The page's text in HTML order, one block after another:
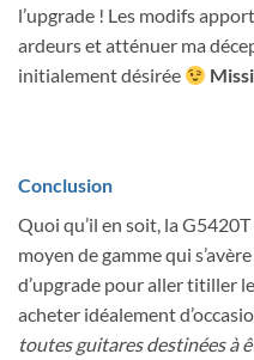
l’upgrade ! Les modifs
ardeurs et atténuer ma
initialement désirée
Conclusion
Quoi qu’il en soit, la
moyen de gamme qui
d’upgrade pour aller titiller
acheter idéalement
toutes guitares destinées à